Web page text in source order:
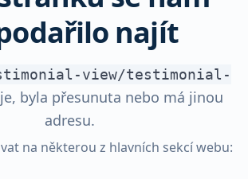
najít
view/testimonial-
byla přesunuta nebo má jinou
adresu.
na některou z hlavních sekcí webu: